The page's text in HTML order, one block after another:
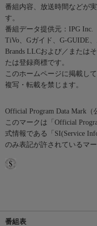
番組内容、放送時間などが
す。
番組データ提供元：IPG Inc.
TiVo、Gガイド、G-GUIDE
Brands LLCおよび／または
たは登録商標です。
このホームページに掲載し
複写・転載を禁じます。
Official Program Data Mark（
このマークは「Official
式情報である「SI(Service
のみ表記が許されているマー
番組表